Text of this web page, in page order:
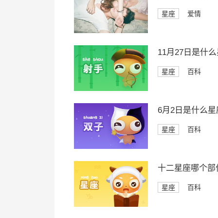
星座 爱情
11月27日是什
星座 百科
6月2日是什么星
星座 百科
十二星座哪个部
星座 百科